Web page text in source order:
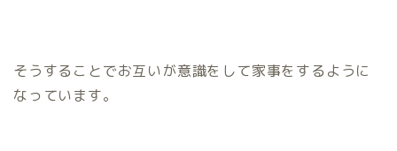
そうすることでお互いが意識をして家事をするように
なっています。